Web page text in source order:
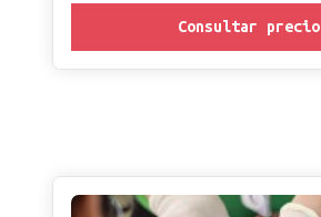
Consultar precio